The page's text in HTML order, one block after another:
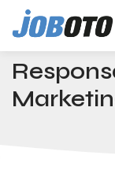
Skip to main content
Startpagina